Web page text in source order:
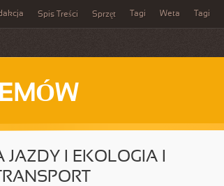
Spis Treści Sprzęt Tagi Weta Tagi
JAZDY I EKOLOGIA I